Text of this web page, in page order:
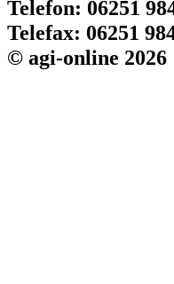
Telefon: 06251
Telefax: 06251
© agi-online 2026